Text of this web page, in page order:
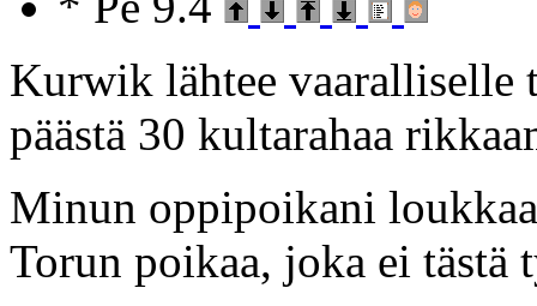
Kurwik lähtee vaaralliselle
päästä 30 kultarahaa
Minun oppipoikani
Torun poikaa, joka ei tästä